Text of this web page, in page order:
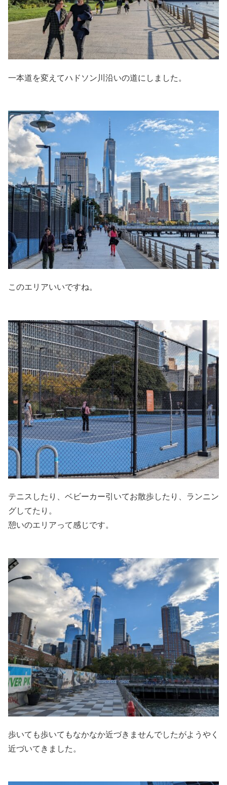
一本道を変えてハドソン川沿いの道にしました。
このエリアいいですね。
テニスしたり、ベビーカー引いてお散歩したり、ランニン
グしてたり。
憩いのエリアって感じです。
歩いても歩いてもなかなか近づきませんでしたがようやく
近づいてきました。